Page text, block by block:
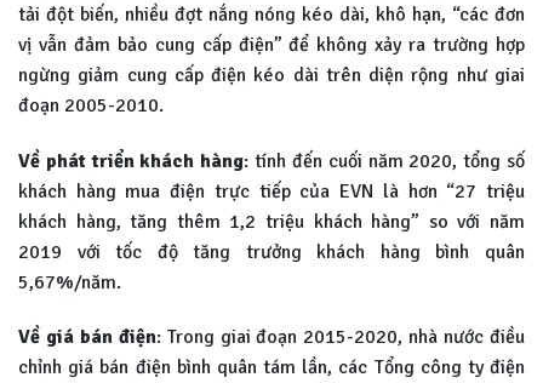
tải đột biến, nhiều đợt nắng nóng kéo dài, khô hạn, “các đơn
vị vẫn đảm bảo cung cấp điện” để không xảy ra trường hợp
ngừng giảm cung cấp điện kéo dài trên diện rộng như giai
đoạn 2005-2010.
Về phát triển khách hàng: tính đến cuối năm 2020, tổng số
khách hàng mua điện trực tiếp của EVN là hơn “27 triệu
khách hàng, tăng thêm 1,2 triệu khách hàng” so với năm
2019 với tốc độ tăng trưởng khách hàng bình quân
5,67%/năm.
Về giá bán điện: Trong giai đoạn 2015-2020, nhà nước điều
chỉnh giá bán điện bình quân tám lần, các Tổng công ty điện